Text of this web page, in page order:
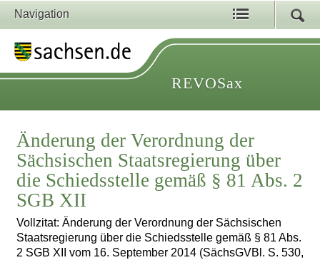
Navigation
REVOSax
Änderung der Verordnung der
Sächsischen Staatsregierung über
die Schiedsstelle gemäß § 81 Abs. 2
SGB XII
Vollzitat: Änderung der Verordnung der Sächsischen
Staatsregierung über die Schiedsstelle gemäß § 81 Abs.
2 SGB XII vom 16. September 2014 (SächsGVBl. S. 530,